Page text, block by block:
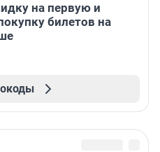
на первую и
билетов на